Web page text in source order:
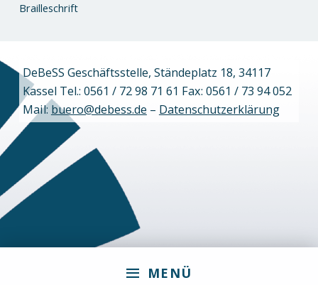
MENÜ
Brailleschrift
DeBeSS Geschäftsstelle, Ständeplatz 18, 34117
Kassel Tel.: 0561 / 72 98 71 61 Fax: 0561 / 73 94 052
Mail: buero@debess.de – Datenschutzerklärung